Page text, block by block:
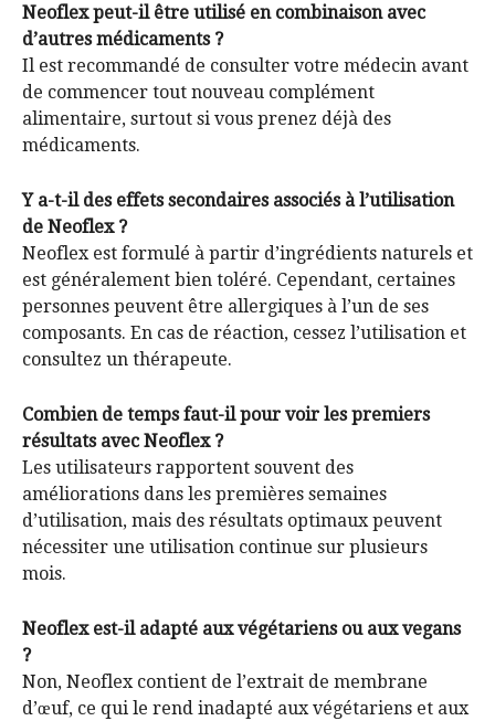
Neoflex peut-il être utilisé en combinaison avec
d’autres médicaments ?
Il est recommandé de consulter votre médecin avant
de commencer tout nouveau complément
alimentaire, surtout si vous prenez déjà des
médicaments.
Y a-t-il des effets secondaires associés à l’utilisation
de Neoflex ?
Neoflex est formulé à partir d’ingrédients naturels et
est généralement bien toléré. Cependant, certaines
personnes peuvent être allergiques à l’un de ses
composants. En cas de réaction, cessez l’utilisation et
consultez un thérapeute.
Combien de temps faut-il pour voir les premiers
résultats avec Neoflex ?
Les utilisateurs rapportent souvent des
améliorations dans les premières semaines
d’utilisation, mais des résultats optimaux peuvent
nécessiter une utilisation continue sur plusieurs
mois.
Neoflex est-il adapté aux végétariens ou aux vegans
?
Non, Neoflex contient de l’extrait de membrane
d’œuf, ce qui le rend inadapté aux végétariens et aux